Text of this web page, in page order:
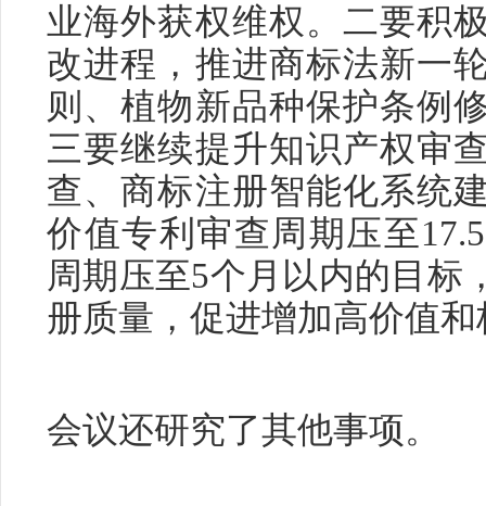
业海外获权维权。二要积
改进程，推进商标法新一
则、植物新品种保护条例
三要继续提升知识产权审
查、商标注册智能化系统
价值专利审查周期压至
周期压至5个月以内的目标
册质量，促进增加高价值
会议还研究了其他事项。